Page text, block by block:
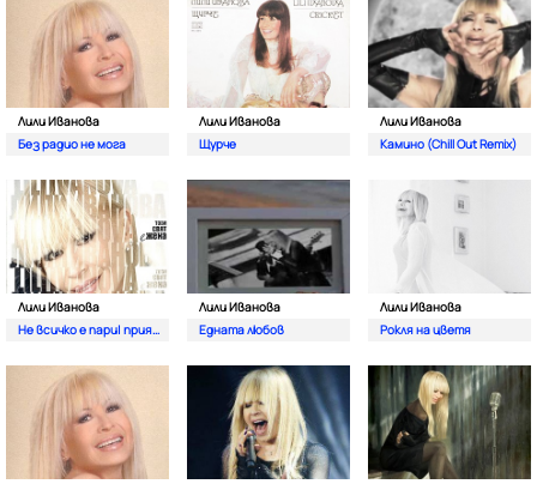
Лили Иванова
Без радио не мога
Лили Иванова
Щурче
Лили Иванова
Камино (Chill Out Remix)
Лили Иванова
Не всичко е пари| приятелю
Лили Иванова
Едната любов
Лили Иванова
Рокля на цветя